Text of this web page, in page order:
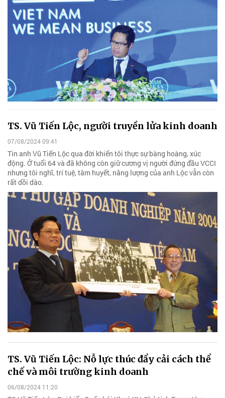
TS. Vũ Tiến Lộc, người truyền lửa kinh doanh
07/08/2024 09:41
Tin anh Vũ Tiến Lộc qua đời khiến tôi thực sự bàng hoàng, xúc
động. Ở tuổi 64 và đã không còn giữ cương vị người đứng đầu VCCI
nhưng tôi nghĩ, trí tuệ, tâm huyết, năng lượng của anh Lộc vẫn còn
rất dồi dào.
TS. Vũ Tiến Lộc: Nỗ lực thúc đẩy cải cách thể
chế và môi trường kinh doanh
06/08/2024 11:20